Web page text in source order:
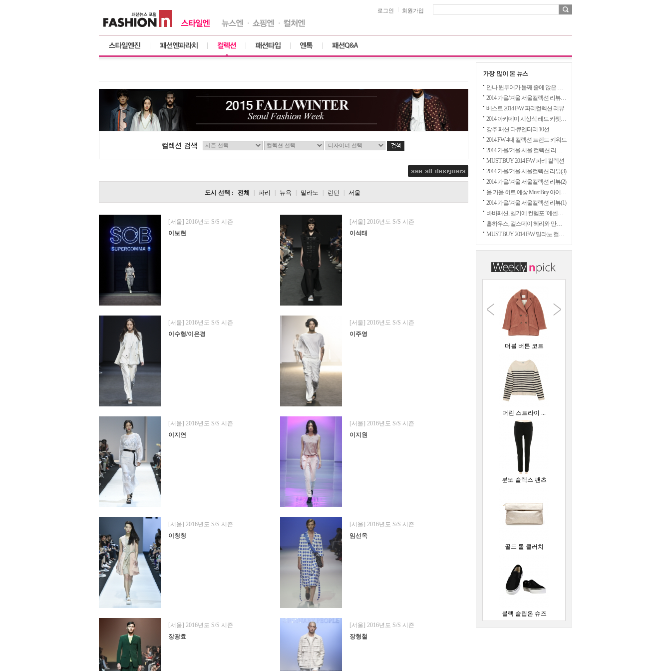
로그인 회원가입
안나 윈투어가 둘째 줄에 앉은 이유
2014 가을/겨울 서울컬렉션 리뷰(5)
베스트 2014 F/W 파리컬렉션 리뷰
2014 아카데미 시상식 레드 카펫 리뷰
강추 패션 다큐멘터리 10선
2014 FW 4대 컬렉션 트렌드 키워드
2014 가을/겨울 서울 컬렉션 리뷰(4)
MUST BUY 2014 F/W 파리 컬렉션
2014 가을/겨울 서울컬렉션 리뷰(3)
2014 가을/겨울 서울컬렉션 리뷰(2)
올 가을 히트 예상 Must Buy 아이템들
2014 가을/겨울 서울컬렉션 리뷰(1)
바바패션, 벨기에 컨템포 ‘에센셜’ 수입 전개
홀하우스, 걸스데이 혜리와 만났다
MUST BUY 2014 F/W 밀라노 컬렉션
더블 버튼 코트
머린 스트라이 ...
분또 슬랙스 팬츠
골드 롤 클러치
블랙 슬립온 슈즈
도시 선택 : 전체 파리 뉴욕 밀라노 런던 서울
[서울] 2016년도 S/S 시즌
이보현
[서울] 2016년도 S/S 시즌
이석태
[서울] 2016년도 S/S 시즌
이수형/이은경
[서울] 2016년도 S/S 시즌
이주영
[서울] 2016년도 S/S 시즌
이지연
[서울] 2016년도 S/S 시즌
이지원
[서울] 2016년도 S/S 시즌
이청청
[서울] 2016년도 S/S 시즌
임선옥
[서울] 2016년도 S/S 시즌
장광효
[서울] 2016년도 S/S 시즌
장형철